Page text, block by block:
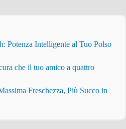
Potenza Intelligente al Tuo Polso
che il tuo amico a quattro
Freschezza, Più Succo in